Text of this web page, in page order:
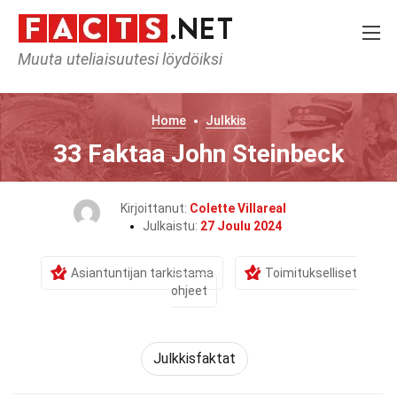
Muuta uteliaisuutesi löydöiksi
Home Julkkis
33 Faktaa John Steinbeck
Kirjoittanut: Colette Villareal
Julkaistu: 27 Joulu 2024
Asiantuntijan tarkistama
Toimitukselliset
ohjeet
Julkkisfaktat